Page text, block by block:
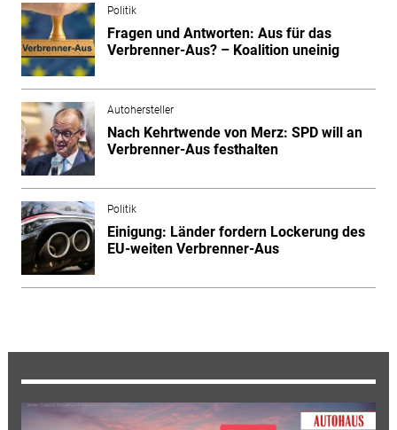
Politik
Fragen und Antworten: Aus für das
Verbrenner-Aus? – Koalition uneinig
Autohersteller
Nach Kehrtwende von Merz: SPD will an
Verbrenner-Aus festhalten
Politik
Einigung: Länder fordern Lockerung des
EU-weiten Verbrenner-Aus